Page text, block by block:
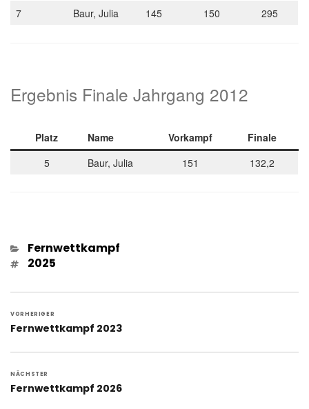
7
Baur, Julia 145 150 295
Ergebnis Finale Jahrgang 2012
Platz Name Vorkampf
Finale
5
Baur, Julia 151 132,2
Kategorien
Fernwettkampf
Schlagwörter
2025
VORHERIGER
Vorheriger
Fernwettkampf 2023
NÄCHSTER
Nächster
Fernwettkampf 2026